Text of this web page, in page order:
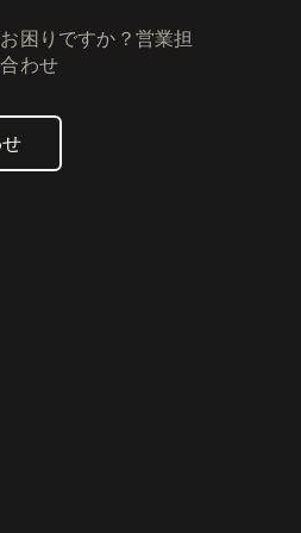
困りですか？営業担
わせ